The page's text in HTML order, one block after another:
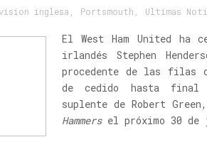
inglesa Portsmouth Ultimas
El West Ham United ha
irlandés Stephen
procedente de las filas
de cedido hasta final
suplente de Robert
Hammers el próximo 30 de